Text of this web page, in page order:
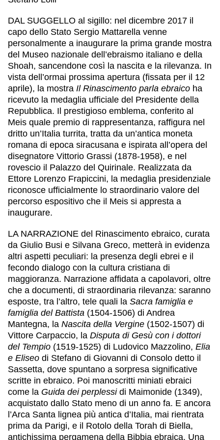
DAL SUGGELLO al sigillo: nel dicembre 2017 il
capo dello Stato Sergio Mattarella venne
personalmente a inaugurare la prima grande mostra
del Museo nazionale dell’ebraismo italiano e della
Shoah, sancendone così la nascita e la rilevanza. In
vista dell’ormai prossima apertura (fissata per il 12
aprile), la mostra Il Rinascimento parla ebraico ha
ricevuto la medaglia ufficiale del Presidente della
Repubblica. Il prestigioso emblema, conferito al
Meis quale premio di rappresentanza, raffigura nel
dritto un’Italia turrita, tratta da un’antica moneta
romana di epoca siracusana e ispirata all’opera del
disegnatore Vittorio Grassi (1878-1958), e nel
rovescio il Palazzo del Quirinale. Realizzata da
Ettore Lorenzo Frapiccini, la medaglia presidenziale
riconosce ufficialmente lo straordinario valore del
percorso espositivo che il Meis si appresta a
inaugurare.
LA NARRAZIONE del Rinascimento ebraico, curata
da Giulio Busi e Silvana Greco, metterà in evidenza
altri aspetti peculiari: la presenza degli ebrei e il
fecondo dialogo con la cultura cristiana di
maggioranza. Narrazione affidata a capolavori, oltre
che a documenti, di straordinaria rilevanza: saranno
esposte, tra l’altro, tele quali la Sacra famiglia e
famiglia del Battista (1504-1506) di Andrea
Mantegna, la Nascita della Vergine (1502-1507) di
Vittore Carpaccio, la Disputa di Gesù con i dottori
del Tempio (1519-1525) di Ludovico Mazzolino, Elia
e Eliseo di Stefano di Giovanni di Consolo detto il
Sassetta, dove spuntano a sorpresa significative
scritte in ebraico. Poi manoscritti miniati ebraici
come la Guida dei perplessidi Maimonide (1349),
acquistato dallo Stato meno di un anno fa. E ancora
l’Arca Santa lignea più antica d’Italia, mai rientrata
prima da Parigi, e il Rotolo della Torah di Biella,
antichissima pergamena della Bibbia ebraica. Una